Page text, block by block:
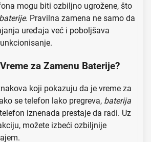
mogu biti ozbiljno ugrožene, što
. Pravilna zamena ne samo da
uređaja već i poboljšava
za Zamenu Baterije?
koji pokazuju da je vreme za
se telefon lako pregreva, baterija
iznenada prestaje da radi. Uz
možete izbeći ozbiljnije